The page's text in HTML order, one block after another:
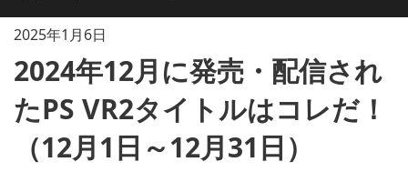
ッ
2025年1月6日
2024年12月に発売・配信され
たPS VR2タイトルはコレだ！
（12月1日～12月31日）